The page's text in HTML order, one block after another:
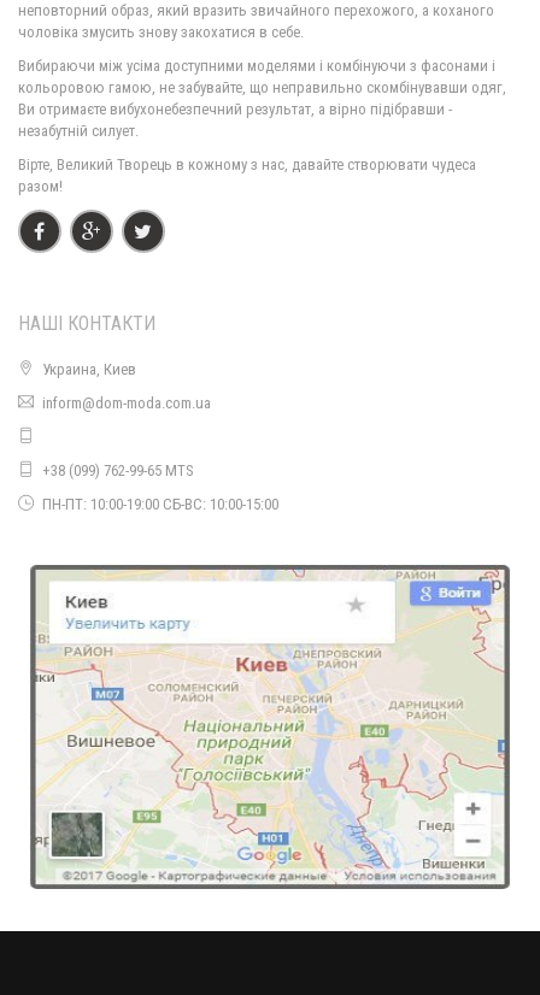
640.00грн.
неповторний образ, який вразить звичайного перехожого, а коханого
чоловіка змусить знову закохатися в себе.
Вибираючи між усіма доступними моделями і комбінуючи з фасонами і
кольоровою гамою, не забувайте, що неправильно скомбінувавши одяг,
Ви отримаєте вибухонебезпечний результат, а вірно підібравши -
незабутній силует.
Вірте, Великий Творець в кожному з нас, давайте створювати чудеса
разом!
НАШІ КОНТАКТИ
Украина, Киев
inform@dom-moda.com.ua
+38 (099) 762-99-65 MTS
ПН-ПТ: 10:00-19:00 СБ-ВС: 10:00-15:00